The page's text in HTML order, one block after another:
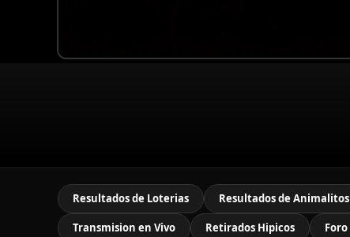
Resultados de Loterias Resultados de Animalitos
Transmision en Vivo Retirados Hipicos Foro